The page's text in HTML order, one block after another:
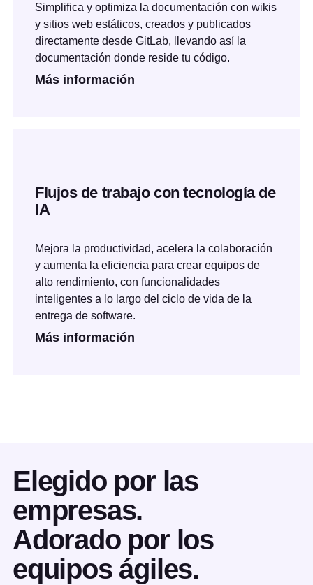
Simplifica y optimiza la documentación con wikis
y sitios web estáticos, creados y publicados
directamente desde GitLab, llevando así la
documentación donde reside tu código.
Más información
Flujos de trabajo con tecnología de
IA
Mejora la productividad, acelera la colaboración
y aumenta la eficiencia para crear equipos de
alto rendimiento, con funcionalidades
inteligentes a lo largo del ciclo de vida de la
entrega de software.
Más información
Elegido por las
empresas.
Adorado por los
equipos ágiles.